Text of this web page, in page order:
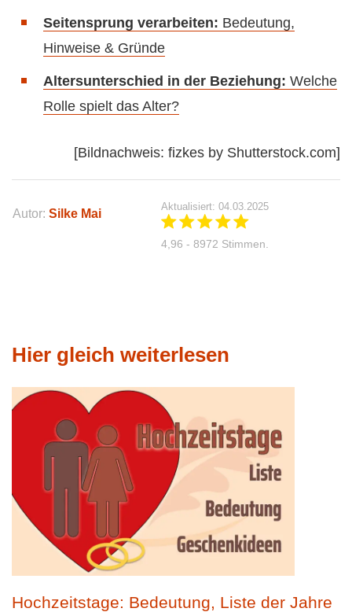
Seitensprung verarbeiten: Bedeutung,
Hinweise & Gründe
Altersunterschied in der Beziehung: Welche
Rolle spielt das Alter?
[Bildnachweis: fizkes by Shutterstock.com]
Autor: Silke Mai
Aktualisiert: 04.03.2025
4,96 - 8972 Stimmen.
Hier gleich weiterlesen
Hochzeitstage: Bedeutung, Liste der Jahre